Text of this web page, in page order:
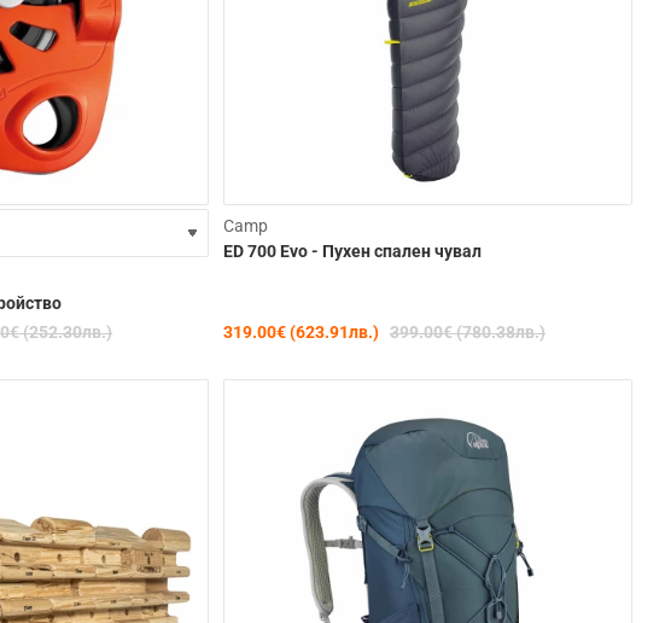
(252.30лв.)
Camp
ED 700 Evo - Пухен спален чувал
319.00€ (623.91лв.) 399.00€ (780.38лв.)